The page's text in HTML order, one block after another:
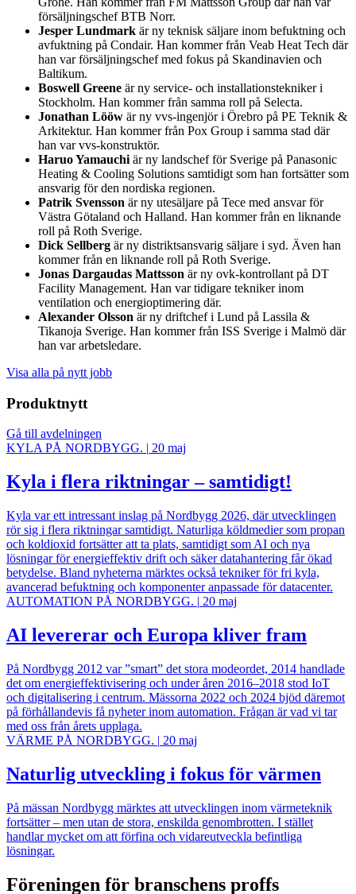
försäljningschef BTB Norr.
Jesper Lundmark är ny teknisk säljare inom befuktning och
avfuktning på Condair. Han kommer från Veab Heat Tech där
han var försäljningschef med fokus på Skandinavien och
Baltikum.
Boswell Greene är ny service- och installationstekniker i
Stockholm. Han kommer från samma roll på Selecta.
Jonathan Lööw är ny vvs-ingenjör i Örebro på PE Teknik &
Arkitektur. Han kommer från Pox Group i samma stad där
han var vvs-konstruktör.
Haruo Yamauchi är ny landschef för Sverige på Panasonic
Heating & Cooling Solutions samtidigt som han fortsätter som
ansvarig för den nordiska regionen.
Patrik Svensson är ny utesäljare på Tece med ansvar för
Västra Götaland och Halland. Han kommer från en liknande
roll på Roth Sverige.
Dick Sellberg är ny distriktsansvarig säljare i syd. Även han
kommer från en liknande roll på Roth Sverige.
Jonas Dargaudas Mattsson är ny ovk-kontrollant på DT
Facility Management. Han var tidigare tekniker inom
ventilation och energioptimering där.
Alexander Olsson är ny driftchef i Lund på Lassila &
Tikanoja Sverige. Han kommer från ISS Sverige i Malmö där
han var arbetsledare.
Visa alla på nytt jobb
Produktnytt
Gå till avdelningen
KYLA PÅ NORDBYGG. | 20 maj
Kyla i flera riktningar – samtidigt!
Kyla var ett intressant inslag på Nordbygg 2026, där utvecklingen
rör sig i flera riktningar samtidigt. Naturliga köldmedier som propan
och koldioxid fortsätter att ta plats, samtidigt som AI och nya
lösningar för energieffektiv drift och säker datahantering får ökad
betydelse. Bland nyheterna märktes också tekniker för fri kyla,
avancerad befuktning och komponenter anpassade för datacenter.
AUTOMATION PÅ NORDBYGG. | 20 maj
AI levererar och Europa kliver fram
På Nordbygg 2012 var ”smart” det stora modeordet, 2014 handlade
det om energieffektivisering och under åren 2016–2018 stod IoT
och digitalisering i centrum. Mässorna 2022 och 2024 bjöd däremot
på förhållandevis få nyheter inom automation. Frågan är vad vi tar
med oss från årets upplaga.
VÄRME PÅ NORDBYGG. | 20 maj
Naturlig utveckling i fokus för värmen
På mässan Nordbygg märktes att utvecklingen inom värmeteknik
fortsätter – men utan de stora, enskilda genombrotten. I stället
handlar mycket om att förfina och vidareutveckla befintliga
lösningar.
Föreningen för branschens proffs